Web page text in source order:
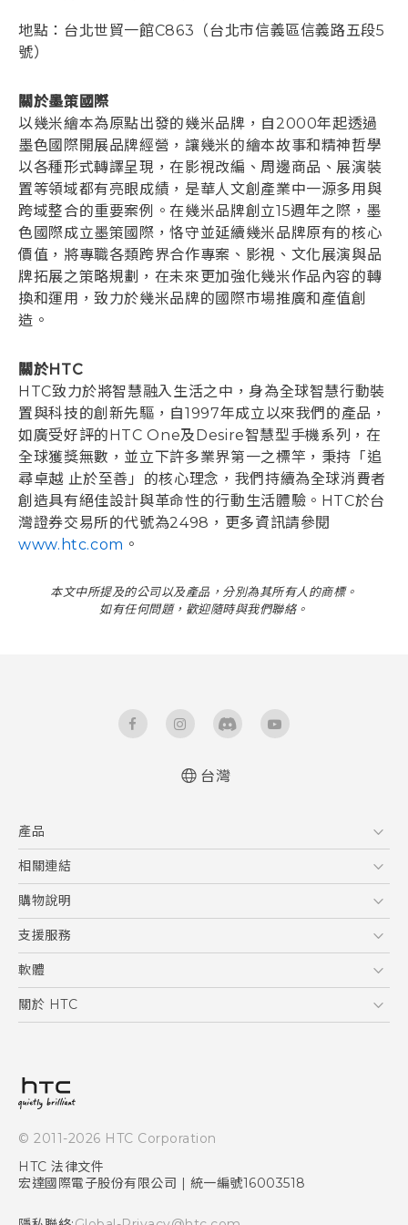
地點：台北世貿一館C863（台北市信義區信義路五段5
號）
關於墨策國際
以幾米繪本為原點出發的幾米品牌，自2000年起透過
墨色國際開展品牌經營，讓幾米的繪本故事和精神哲學
以各種形式轉譯呈現，在影視改編、周邊商品、展演裝
置等領域都有亮眼成績，是華人文創產業中一源多用與
跨域整合的重要案例。在幾米品牌創立15週年之際，墨
色國際成立墨策國際，恪守並延續幾米品牌原有的核心
價值，將專職各類跨界合作專案、影視、文化展演與品
牌拓展之策略規劃，在未來更加強化幾米作品內容的轉
換和運用，致力於幾米品牌的國際市場推廣和產值創
造。
關於HTC
HTC致力於將智慧融入生活之中，身為全球智慧行動裝
置與科技的創新先驅，自1997年成立以來我們的產品，
如廣受好評的HTC One及Desire智慧型手機系列，在
全球獲獎無數，並立下許多業界第一之標竿，秉持「追
尋卓越 止於至善」的核心理念，我們持續為全球消費者
創造具有絕佳設計與革命性的行動生活體驗。HTC於台
灣證券交易所的代號為2498，更多資訊請參閱
www.htc.com 。
本文中所提及的公司以及產品，分別為其所有人的商標。
如有任何問題，歡迎隨時與我們聯絡。
台灣
產品
5G
智慧型手機
配件
相關連結
HTC Research
購物說明
購物須知
訂單管理
付款方式
支援服務
到府收送維修服務
服務中心資訊
客戶服務佈告欄
軟體
應用程式
HTC Sync Manager
關於 HTC
投資人
隱私權政策
產品安全性
© 2011-2026 HTC Corporation
HTC 法律文件
宏達國際電子股份有限公司 | 統一編號16003518